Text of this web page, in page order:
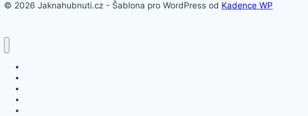
© 2026 Jaknahubnuti.cz - Šablona pro WordPress od Kadence WP